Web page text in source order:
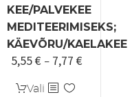
KEE/PALVEKEE
MEDITEERIMISEKS;
KÄEVÕRU/KAELAKEE
5,55€ – 7,77 €
Vali Sellel